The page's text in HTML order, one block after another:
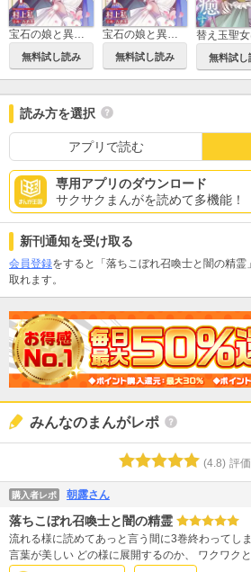
宝石の娘と異能の王子
無料試し読み
宝石の娘と異能の王子 単行本版
無料試し読み 無料試し
読み方を選択
アプリで読む
専用アプリのダウンロード
サクサクまんがを読めて多機能！
新刊通知を受け取る
会員登録をすると「落ちこぼれ召喚士と闇の精
取れます。
みんなのまんがレポ
(4.8) 評
購入者レポ 朝露さん
落ちこぼれ召喚士と闇の精霊
流れる様に読めてあっと言う間に3巻終わってし
言葉が美しい どの様に展開するのか、 ワクワク